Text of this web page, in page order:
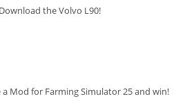
the Volvo L90!
Mod for Farming Simulator 25 and win!